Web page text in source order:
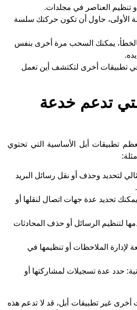
تنظيم العناصر في مجلدات.
الأولى، حاول أن تكون حركتك سلسة
يمكنك السحب مرة أخرى بنفس
تطبيقات أخرى لتكتشف أين تعمل
تدعم خدعة
تطبيقات أبل الأساسية التي تحتوي
لتحديد وحذف أو نقل رسائل البريد
تحديد عدة جهات اتصال لنقلها أو
لتنظيم الرسائل أو حذف المحادثات
لإدارة الملاحظات أو تنظيمها في
حدد عدة تسجيلات لمشاركتها أو
أخرى غير تطبيقات أبل، قد لا تدعم هذه